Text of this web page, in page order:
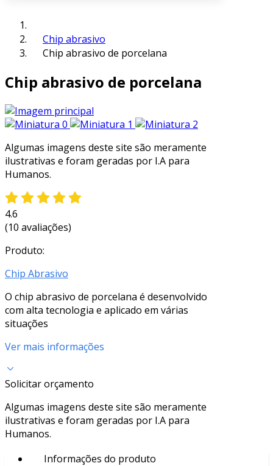
Chip abrasivo
Chip abrasivo de porcelana
Chip abrasivo de porcelana
Algumas imagens deste site são meramente
ilustrativas e foram geradas por I.A para
Humanos.
4.6
(10 avaliações)
Produto:
Chip Abrasivo
O chip abrasivo de porcelana é desenvolvido
com alta tecnologia e aplicado em várias
situações
Ver mais informações
Solicitar orçamento
Algumas imagens deste site são meramente
ilustrativas e foram geradas por I.A para
Humanos.
Informações do produto